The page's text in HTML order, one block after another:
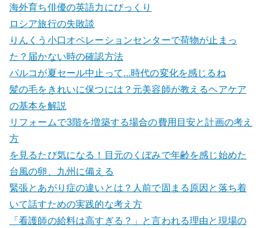
海外育ち俳優の英語力にびっくり
ロシア旅行の失敗談
りんくう小口オペレーションセンターで荷物が止まっ
た？届かない時の確認方法
パルコが夏セール中止って…時代の変化を感じるね
髪の毛をきれいに保つには？元美容師が教えるヘアケア
の基本を解説
リフォームで3階を増築する場合の費用目安と計画の考え
方
を見るたび気になる！目元のくぼみで年齢を感じ始めた
台風の卵、九州に備える
緊張とあがり症の違いとは？人前で固まる原因と落ち着
いて話すための実践的な考え方
「看護師の給料は高すぎる？」と言われる理由と現場の